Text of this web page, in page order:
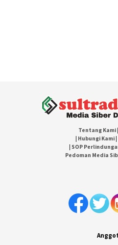
Tentang Kami|
| Hubungi Kami|
| SOP
Pedoman Media